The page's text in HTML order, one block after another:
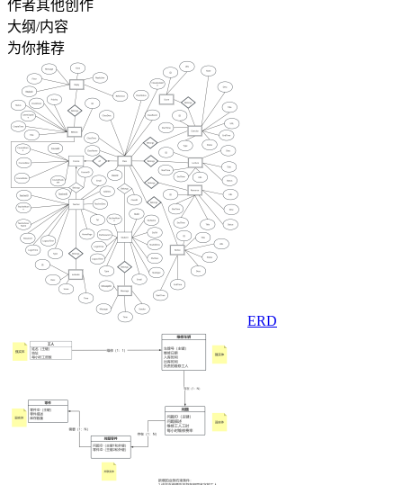
作者其他创作
大纲/内容
为你推荐
ERD